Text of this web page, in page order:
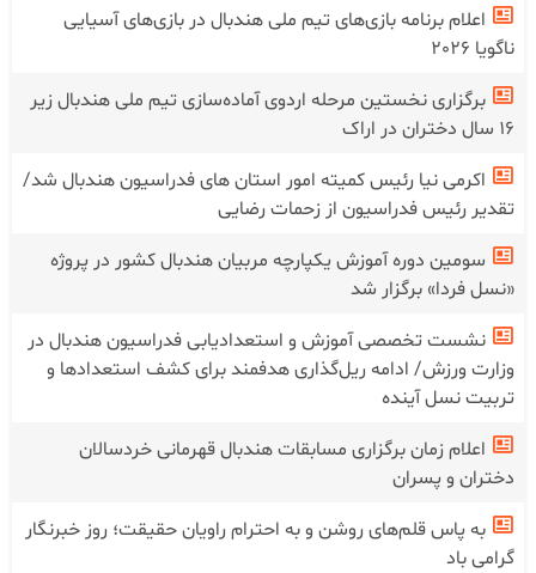
اعلام برنامه بازی‌های تیم ملی هندبال در بازی‌های آسیایی
ناگویا 2026
برگزاری نخستین مرحله اردوی آماده‌سازی تیم ملی هندبال زیر
۱۶ سال دختران در اراک
اکرمی نیا رئیس کمیته امور استان های فدراسیون هندبال شد/
تقدیر رئیس فدراسیون از زحمات رضایی
سومین دوره آموزش یکپارچه مربیان هندبال کشور در پروژه
«نسل فردا» برگزار شد
نشست تخصصی آموزش و استعدادیابی فدراسیون هندبال در
وزارت ورزش/ ادامه ریل‌گذاری هدفمند برای کشف استعدادها و
تربیت نسل آینده
اعلام زمان برگزاری مسابقات هندبال قهرمانی خردسالان
دختران و پسران
به پاس قلم‌های روشن و به احترام راویان حقیقت؛ روز خبرنگار
گرامی باد